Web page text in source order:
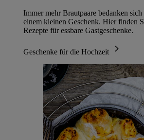
Immer mehr Brautpaare bedanken
einem kleinen Geschenk. Hier finden
Rezepte für essbare Gastgeschenke.
Geschenke für die Hochzeit